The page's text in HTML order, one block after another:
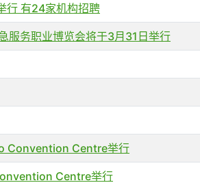
行 有24家机构招聘
务职业博览会将于3月31日举行
Convention Centre举行
Centre举行